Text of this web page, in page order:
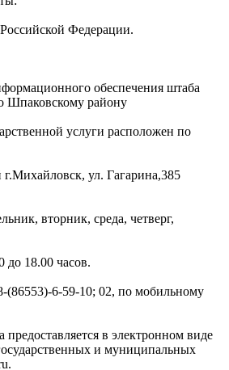
Федерации.
обеспечения штаба
Шпаковскому району
услуги расположен по
ул. Гагарина,385
вторник, среда, четверг,
до 18.00 часов.
(86553)-6-59-10; 02, по мобильному
предоставляется в электронном виде
и муниципальных